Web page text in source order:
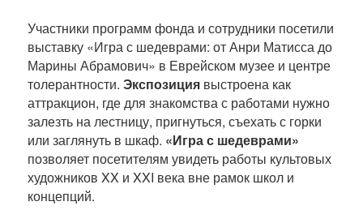
Участники программ фонда и сотрудники посетили
выставку «Игра с шедеврами: от Анри Матисса до
Марины Абрамович» в Еврейском музее и центре
толерантности. Экспозициявыстроена как
аттракцион, где для знакомства с работами нужно
залезть на лестницу, пригнуться, съехать с горки
или заглянуть в шкаф. «Игра с шедеврами»
позволяет посетителям увидеть работы культовых
художников XX и XXI века вне рамок школ и
концепций.